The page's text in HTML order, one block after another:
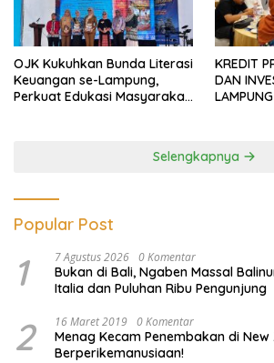
OJK Kukuhkan Bunda Literasi
Keuangan se-Lampung,
Perkuat Edukasi Masyarakat
KREDIT
DAN
Selengkapnya
Popular Post
1 7 Agustus 2026 0 Komentar
Bukan di Bali, Ngaben Massal
Italia dan Puluhan Ribu Pengunjung
2 16 Maret 2019 0 Komentar
Menag Kecam Penembakan di New
Berperikemanusiaan!